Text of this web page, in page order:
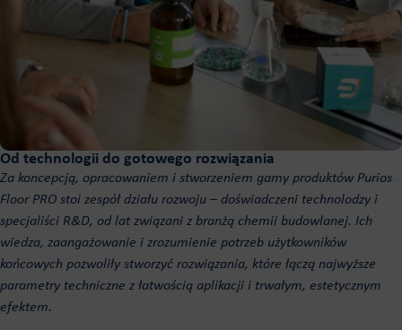
Od technologii do gotowego rozwiązania
Za koncepcją, opracowaniem i stworzeniem gamy produktów Purios
Floor PRO stoi zespół działu rozwoju – doświadczeni technolodzy i
specjaliści R&D, od lat związani z branżą chemii budowlanej. Ich
wiedza, zaangażowanie i zrozumienie potrzeb użytkowników
końcowych pozwoliły stworzyć rozwiązania, które łączą najwyższe
parametry techniczne z łatwością aplikacji i trwałym, estetycznym
efektem.